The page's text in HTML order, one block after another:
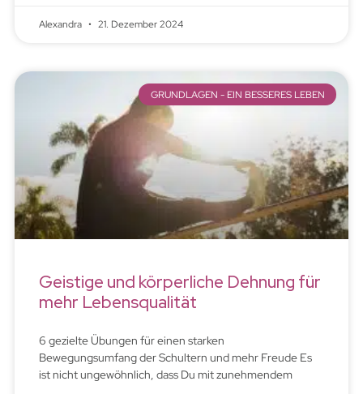
Alexandra 21. Dezember 2024
GRUNDLAGEN - EIN BESSERES LEBEN
Geistige und körperliche Dehnung für
mehr Lebensqualität
6 gezielte Übungen für einen starken
Bewegungsumfang der Schultern und mehr Freude Es
ist nicht ungewöhnlich, dass Du mit zunehmendem